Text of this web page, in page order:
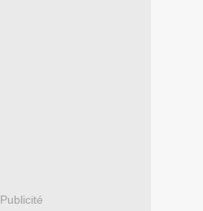
Publicité